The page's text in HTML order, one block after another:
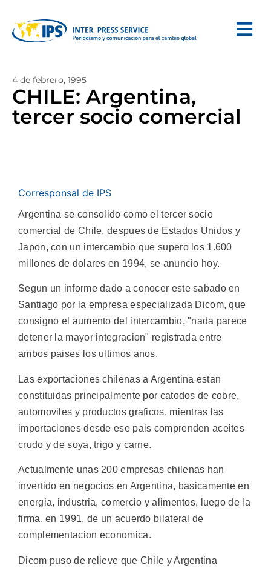
4 de febrero, 1995
CHILE: Argentina,
tercer socio comercial
Corresponsal de IPS
Argentina se consolido como el tercer socio
comercial de Chile, despues de Estados Unidos y
Japon, con un intercambio que supero los 1.600
millones de dolares en 1994, se anuncio hoy.
Segun un informe dado a conocer este sabado en
Santiago por la empresa especializada Dicom, que
consigno el aumento del intercambio, "nada parece
detener la mayor integracion" registrada entre
ambos paises los ultimos anos.
Las exportaciones chilenas a Argentina estan
constituidas principalmente por catodos de cobre,
automoviles y productos graficos, mientras las
importaciones desde ese pais comprenden aceites
crudo y de soya, trigo y carne.
Actualmente unas 200 empresas chilenas han
invertido en negocios en Argentina, basicamente en
energia, industria, comercio y alimentos, luego de la
firma, en 1991, de un acuerdo bilateral de
complementacion economica.
Dicom puso de relieve que Chile y Argentina